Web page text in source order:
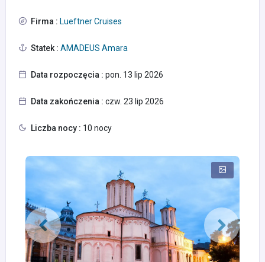
Firma : Lueftner Cruises
Statek : AMADEUS Amara
Data rozpoczęcia : pon. 13 lip 2026
Data zakończenia : czw. 23 lip 2026
Liczba nocy : 10 nocy